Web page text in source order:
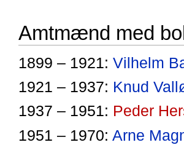
Amtmænd med
1899 – 1921: Vilhelm
1921 – 1937: Knud
1937 – 1951: Peder
1951 – 1970: Arne